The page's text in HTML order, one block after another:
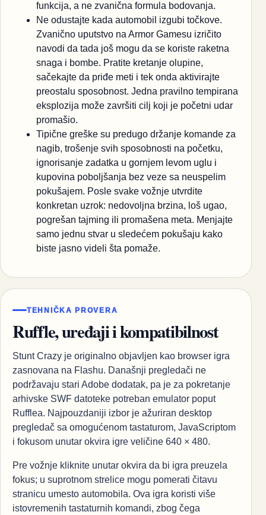
funkcija, a ne zvanična formula bodovanja.
Ne odustajte kada automobil izgubi točkove.
Zvanično uputstvo na Armor Gamesu izričito
navodi da tada još mogu da se koriste raketna
snaga i bombe. Pratite kretanje olupine,
sačekajte da priđe meti i tek onda aktivirajte
preostalu sposobnost. Jedna pravilno tempirana
eksplozija može završiti cilj koji je početni udar
promašio.
Tipične greške su predugo držanje komande za
nagib, trošenje svih sposobnosti na početku,
ignorisanje zadatka u gornjem levom uglu i
kupovina poboljšanja bez veze sa neuspelim
pokušajem. Posle svake vožnje utvrdite
konkretan uzrok: nedovoljna brzina, loš ugao,
pogrešan tajming ili promašena meta. Menjajte
samo jednu stvar u sledećem pokušaju kako
biste jasno videli šta pomaže.
TEHNIČKA PROVERA
Ruffle, uređaji i kompatibilnost
Stunt Crazy je originalno objavljen kao browser igra
zasnovana na Flashu. Današnji pregledači ne
podržavaju stari Adobe dodatak, pa je za pokretanje
arhivske SWF datoteke potreban emulator poput
Rufflea. Najpouzdaniji izbor je ažuriran desktop
pregledač sa omogućenom tastaturom, JavaScriptom
i fokusom unutar okvira igre veličine 640 × 480.
Pre vožnje kliknite unutar okvira da bi igra preuzela
fokus; u suprotnom strelice mogu pomerati čitavu
stranicu umesto automobila. Ova igra koristi više
istovremenih tastaturnih komandi, zbog čega